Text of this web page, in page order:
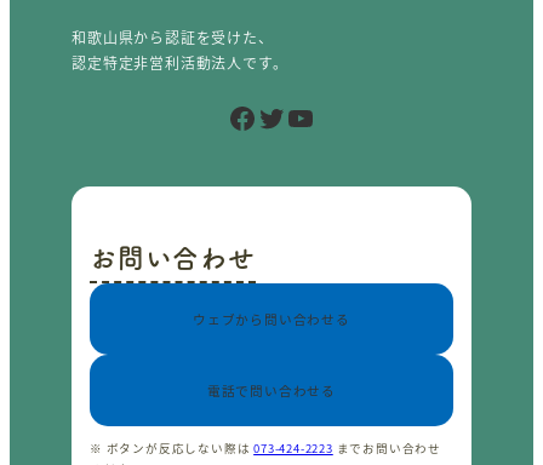
和歌山県から認証を受けた、
認定特定非営利活動法人です。
Facebook Twitter YouTube
お問い合わせ
ウェブから問い合わせる
電話で問い合わせる
※ ボタンが反応しない際は073-424-2223 までお問い合わせ